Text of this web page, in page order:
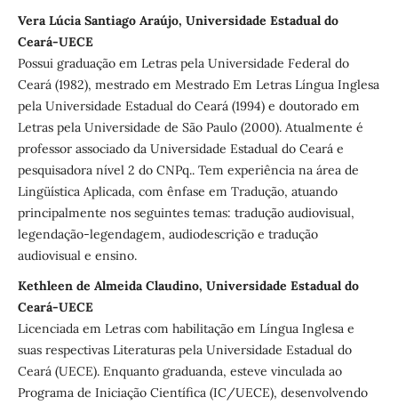
Vera Lúcia Santiago Araújo, Universidade Estadual do
Ceará-UECE
Possui graduação em Letras pela Universidade Federal do
Ceará (1982), mestrado em Mestrado Em Letras Língua Inglesa
pela Universidade Estadual do Ceará (1994) e doutorado em
Letras pela Universidade de São Paulo (2000). Atualmente é
professor associado da Universidade Estadual do Ceará e
pesquisadora nível 2 do CNPq.. Tem experiência na área de
Lingüística Aplicada, com ênfase em Tradução, atuando
principalmente nos seguintes temas: tradução audiovisual,
legendação-legendagem, audiodescrição e tradução
audiovisual e ensino.
Kethleen de Almeida Claudino, Universidade Estadual do
Ceará-UECE
Licenciada em Letras com habilitação em Língua Inglesa e
suas respectivas Literaturas pela Universidade Estadual do
Ceará (UECE). Enquanto graduanda, esteve vinculada ao
Programa de Iniciação Científica (IC/UECE), desenvolvendo